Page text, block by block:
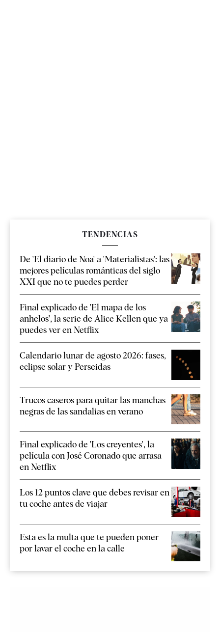
TENDENCIAS
De 'El diario de Noa' a 'Materialistas': las
mejores películas románticas del siglo
XXI que no te puedes perder
Final explicado de 'El mapa de los
anhelos', la serie de Alice Kellen que ya
puedes ver en Netflix
Calendario lunar de agosto 2026: fases,
eclipse solar y Perseidas
Trucos caseros para quitar las manchas
negras de las sandalias en verano
Final explicado de 'Los creyentes', la
película con José Coronado que arrasa
en Netflix
Los 12 puntos clave que debes revisar en
tu coche antes de viajar
Esta es la multa que te pueden poner
por lavar el coche en la calle